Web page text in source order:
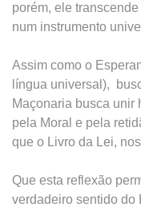
porém, ele
num instrumento
Assim como o
língua universal),
Maçonaria busca unir
pela Moral e pela
que o Livro da Lei,
Que esta reflexão
verdadeiro sentido do